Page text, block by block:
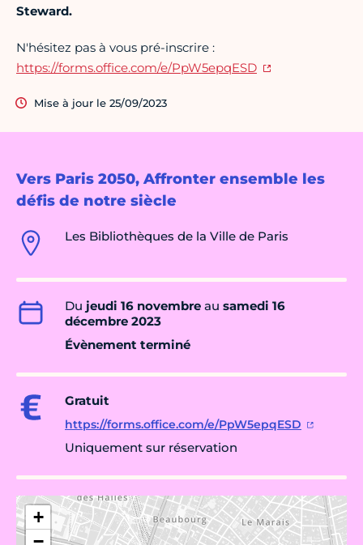
Vers Paris 2050, Affronter ensemble les
défis de notre siècle
Les Bibliothèques de la Ville de Paris
Du jeudi 16 novembre au samedi 16
décembre 2023
Évènement terminé
Gratuit
https://forms.office.com/e/PpW5epqESD
Uniquement sur réservation
+
Steward.
N'hésitez pas à vous pré-inscrire :
https://forms.office.com/e/PpW5epqESD
Mise à jour le 25/09/2023